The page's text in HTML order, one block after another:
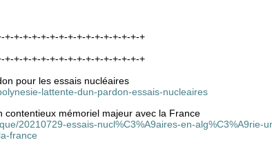
+-+-+-+-+-+-+-+-+-+-+-+-+-+-+
+-+-+-+-+-+-+-+-+-+-+-+-+-+-+
pour les essais nucléaires
lattente-dun-pardon-essais-nucleaires
contentieux mémoriel majeur avec la France
20210729-essais-nucl%C3%A9aires-en-alg%C3%A9rie-
france